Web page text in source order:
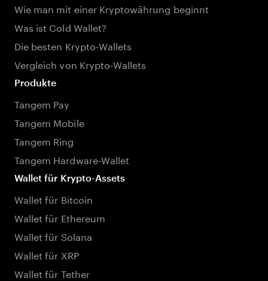
Wie man mit einer Kryptowährung beginnt
Was ist Cold Wallet?
Die besten Krypto-Wallets
Vergleich von Krypto-Wallets
Produkte
Tangem Pay
Tangem Mobile
Tangem Ring
Tangem Hardware-Wallet
Wallet für Krypto-Assets
Wallet für Bitcoin
Wallet für Ethereum
Wallet für Solana
Wallet für XRP
Wallet für Tether